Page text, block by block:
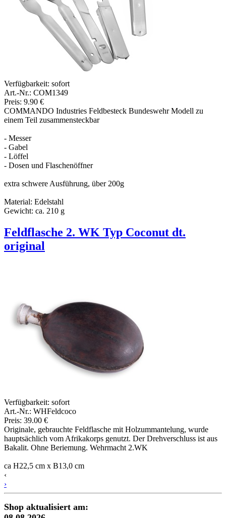
Verfügbarkeit: sofort
Art.-Nr.: COM1349
Preis: 9.90 €
COMMANDO Industries Feldbesteck Bundeswehr Modell zu
einem Teil zusammensteckbar
- Messer
- Gabel
- Löffel
- Dosen und Flaschenöffner
extra schwere Ausführung, über 200g
Material: Edelstahl
Gewicht: ca. 210 g
Feldflasche 2. WK Typ Coconut dt.
original
Verfügbarkeit: sofort
Art.-Nr.: WHFeldcoco
Preis: 39.00 €
Originale, gebrauchte Feldflasche mit Holzummantelung, wurde
hauptsächlich vom Afrikakorps genutzt. Der Drehverschluss ist aus
Bakalit. Ohne Beriemung. Wehrmacht 2.WK
ca H22,5 cm x B13,0 cm
‹
›
Shop aktualisiert am: